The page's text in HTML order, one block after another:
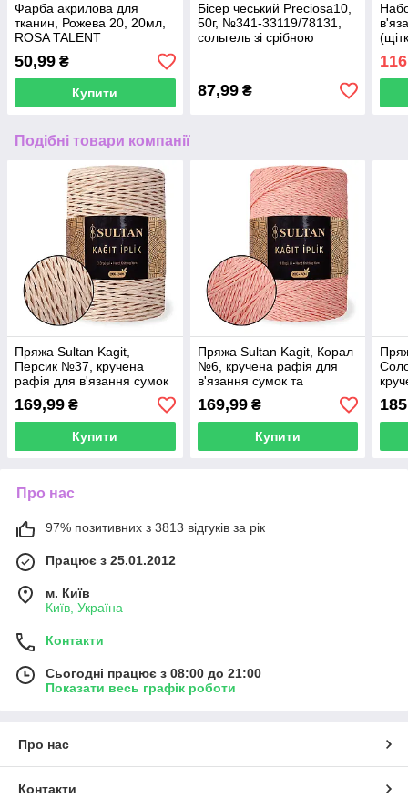
Фарба акрилова для
тканин, Рожева 20, 20мл,
ROSA TALENT
50,99 ₴
Купити
Бісер чеський Preciosa10,
50г, №341-33119/78131,
сольгель зі срібною
87,99₴
116
Подібні товари компанії
Пряжа Sultan Kagit,
Персик №37, кручена
рафія для в'язання сумок
169,99 ₴
Купити
Пряжа Sultan Kagit, Корал
№6, кручена рафія для
в'язання сумок та
169,99₴
Купити
Про нас
97% позитивних з 3813 відгуків за рік
Працює з 25.01.2012
м. Київ
Київ, Україна
Контакти
Сьогодні працює з 08:00 до 21:00
Показати весь графік роботи
Про нас
Контакти